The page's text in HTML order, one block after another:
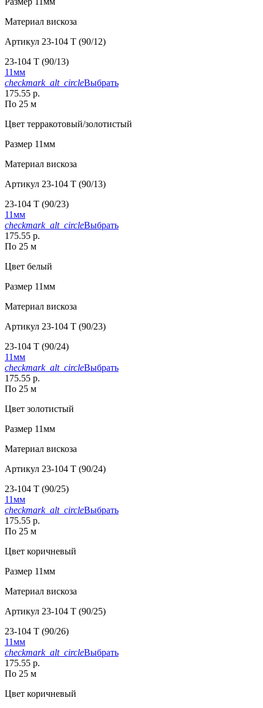
Материал вискоза
Артикул 23-104 T (90/12)
23-104 T (90/13)
11мм
checkmark_alt_circleВыбрать
175.55 р.
По 25 м
Цвет терракотовый/золотистый
Размер 11мм
Материал вискоза
Артикул 23-104 T (90/13)
23-104 T (90/23)
11мм
checkmark_alt_circleВыбрать
175.55 р.
По 25 м
Цвет белый
Размер 11мм
Материал вискоза
Артикул 23-104 T (90/23)
23-104 T (90/24)
11мм
checkmark_alt_circleВыбрать
175.55 р.
По 25 м
Цвет золотистый
Размер 11мм
Материал вискоза
Артикул 23-104 T (90/24)
23-104 T (90/25)
11мм
checkmark_alt_circleВыбрать
175.55 р.
По 25 м
Цвет коричневый
Размер 11мм
Материал вискоза
Артикул 23-104 T (90/25)
23-104 T (90/26)
11мм
checkmark_alt_circleВыбрать
175.55 р.
По 25 м
Цвет коричневый